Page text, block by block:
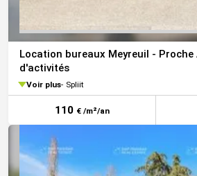
Location bureaux Meyreuil -
d'activités
Voir plus Spliit
110 € /m²/an